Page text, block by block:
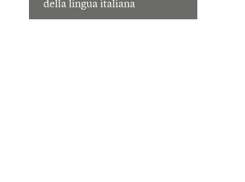
della lingua italiana